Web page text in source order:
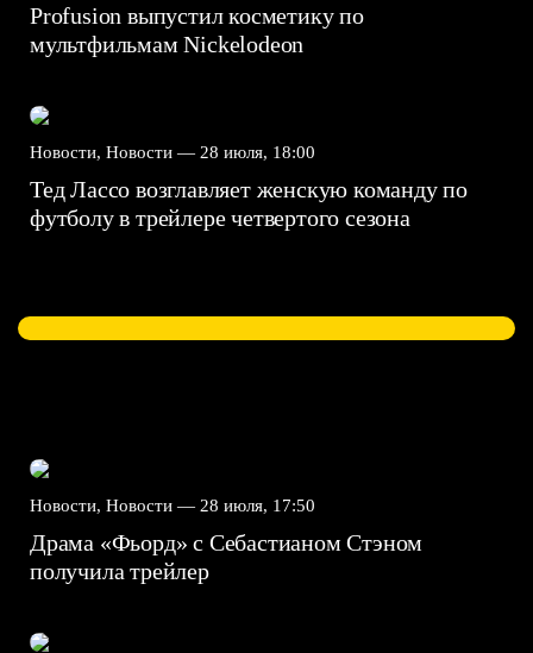
Profusion выпустил косметику по
мультфильмам Nickelodeon
Новости, Новости — 28 июля, 18:00
Тед Лассо возглавляет женскую команду по
футболу в трейлере четвертого сезона
Новости, Новости — 28 июля, 17:50
Драма «Фьорд» с Себастианом Стэном
получила трейлер